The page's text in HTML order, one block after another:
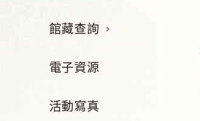
館藏查詢
電子資源
活動寫真